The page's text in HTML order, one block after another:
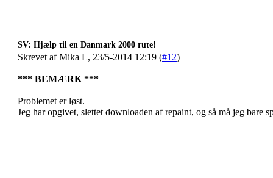
SV: Hjælp til en Danmark 2000 rute!
Skrevet af Mika L, 23/5-2014 12:19 (#12)
*** BEMÆRK ***
Problemet er løst.
Jeg har opgivet, slettet downloaden af repaint, og så må jeg